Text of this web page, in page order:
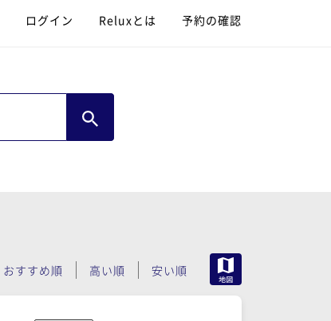
ログイン Reluxとは 予約の確認
おすすめ順 高い順 安い順